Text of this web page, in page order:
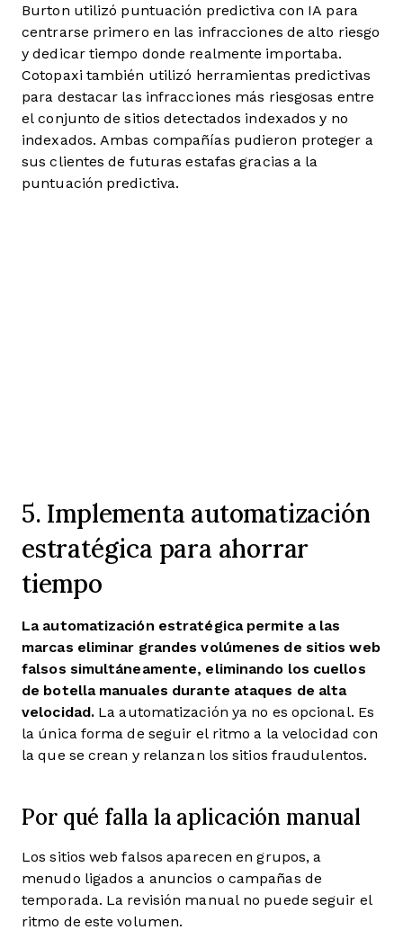
Burton utilizó puntuación predictiva con IA para
centrarse primero en las infracciones de alto riesgo
y dedicar tiempo donde realmente importaba.
Cotopaxi también utilizó herramientas predictivas
para destacar las infracciones más riesgosas entre
el conjunto de sitios detectados indexados y no
indexados. Ambas compañías pudieron proteger a
sus clientes de futuras estafas gracias a la
puntuación predictiva.
5. Implementa automatización
estratégica para ahorrar
tiempo
La automatización estratégica permite a las
marcas eliminar grandes volúmenes de sitios web
falsos simultáneamente, eliminando los cuellos
de botella manuales durante ataques de alta
velocidad. La automatización ya no es opcional. Es
la única forma de seguir el ritmo a la velocidad con
la que se crean y relanzan los sitios fraudulentos.
Por qué falla la aplicación manual
Los sitios web falsos aparecen en grupos, a
menudo ligados a anuncios o campañas de
temporada. La revisión manual no puede seguir el
ritmo de este volumen.